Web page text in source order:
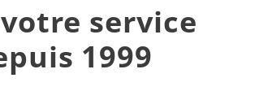
service
1999